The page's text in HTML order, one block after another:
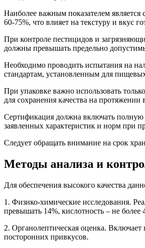
Наиболее важным показателем является
60-75%, что влияет на текстуру и вкус
При контроле пестицидов и
должны превышать предельно
Необходимо проводить испытания на
стандартам, установленным для
При упаковке важно использовать
для сохранения качества на протяжении
Сертификация должна включать полную
заявленных характеристик и норм при
Следует обращать внимание на срок
Методы анализа и
Для обеспечения высокого качества
1. Физико-химические исследования.
превышать 14%, кислотность – не более
2. Органолептическая оценка.
посторонних привкусов.